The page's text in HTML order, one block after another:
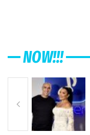
NOW!!!